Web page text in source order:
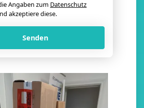
Angaben zum Datenschutz
akzeptiere diese.
Senden